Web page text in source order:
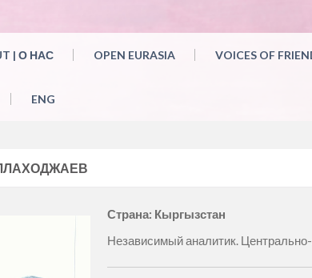
| О НАС OPEN EURASIA VOICES OF
ENG
Страна: Кыргызстан
Независимый аналитик.